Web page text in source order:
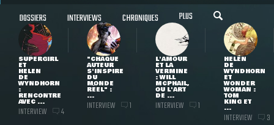
DOSSIERS INTERVIEWS CHRONIQUES PLUS
SUPERGIRL
ET
HELEN
DE
WYNDHORN
:
RENCONTRE
AVEC ...
INTERVIEW 4
"CHAQUE
AUTEUR
S'INSPIRE
DU
MONDE
RÉEL" :
...
INTERVIEW 1
L'AMOUR
ET LA
VERMINE
: WILL
MCPHAIL,
OU L'ART
DE ...
INTERVIEW 1
HELEN
DE
WYNDHORN
ET
WONDER
WOMAN :
TOM
KING ET
...
INTERVIEW 3